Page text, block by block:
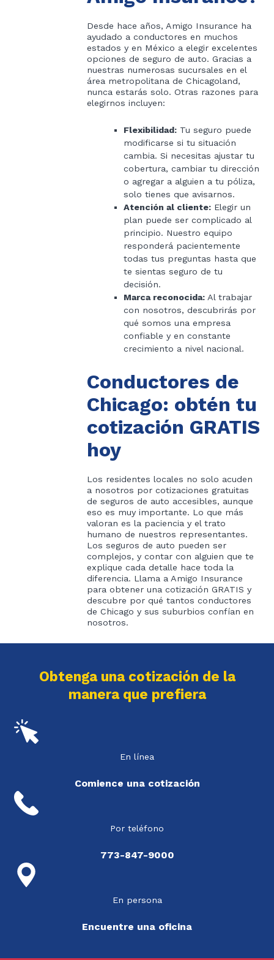
Desde hace años, Amigo Insurance ha
ayudado a conductores en muchos
estados y en México a elegir excelentes
opciones de seguro de auto. Gracias a
nuestras numerosas sucursales en el
área metropolitana de Chicagoland,
nunca estarás solo. Otras razones para
elegirnos incluyen:
Flexibilidad: Tu seguro puede
modificarse si tu situación
cambia. Si necesitas ajustar tu
cobertura, cambiar tu dirección
o agregar a alguien a tu póliza,
solo tienes que avisarnos.
Atención al cliente: Elegir un
plan puede ser complicado al
principio. Nuestro equipo
responderá pacientemente
todas tus preguntas hasta que
te sientas seguro de tu
decisión.
Marca reconocida: Al trabajar
con nosotros, descubrirás por
qué somos una empresa
confiable y en constante
crecimiento a nivel nacional.
Conductores de
Chicago: obtén tu
cotización GRATIS
hoy
Los residentes locales no solo acuden
a nosotros por cotizaciones gratuitas
de seguros de auto accesibles, aunque
eso es muy importante. Lo que más
valoran es la paciencia y el trato
humano de nuestros representantes.
Los seguros de auto pueden ser
complejos, y contar con alguien que te
explique cada detalle hace toda la
diferencia. Llama a Amigo Insurance
para obtener una cotización GRATIS y
descubre por qué tantos conductores
de Chicago y sus suburbios confían en
nosotros.
Obtenga una cotización de la
manera que prefiera
En línea
Comience una cotización
Por teléfono
773-847-9000
En persona
Encuentre una oficina